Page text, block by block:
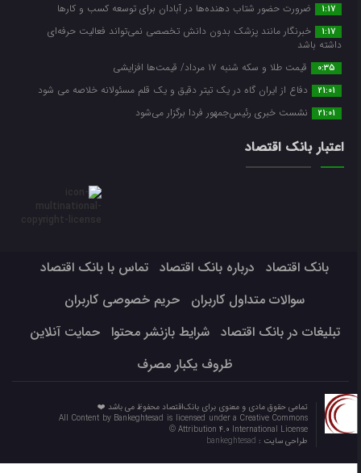
1:17 ضرورت حضور شتاب ‌دهنده‌ها در آبادان برای توسعه کسب‌ و کارها
1:17
خبرنگار مانند پزشک بدون دانش تخصصی نمی‌تواند فعالیت حرفه‌ای
داشته باشد
0:35 قیمت طلا و سکه شنبه ۱۷ مرداد/ قیمت‌ها افزایشی
21:01 دفاع از ایران گاه در یک تیتر دقیق و یک قلم مسئولانه خلاصه می شود
21:01 نشست خبری رئیس‌جمهور فردا برگزار می‌شود
اعتبار بانک اقتصاد
بانک اقتصاد درباره بانک اقتصاد
تماس با بانک اقتصاد
سوالات متداول کاربران
حریم خصوصی کاربران
تبلیغات در بانک اقتصاد
شرایط بازنشر محتوا
حمایت آنلاین
ظروف یکبار مصرف
تمامی حقوق مادی و معنوی برای بانک‌اقتصاد محفوظ می باشد ❤️
All Content by Bankeghtesad is licensed under a Creative Commons
Attribution 4.0 International License ©️
طراحی سایت :